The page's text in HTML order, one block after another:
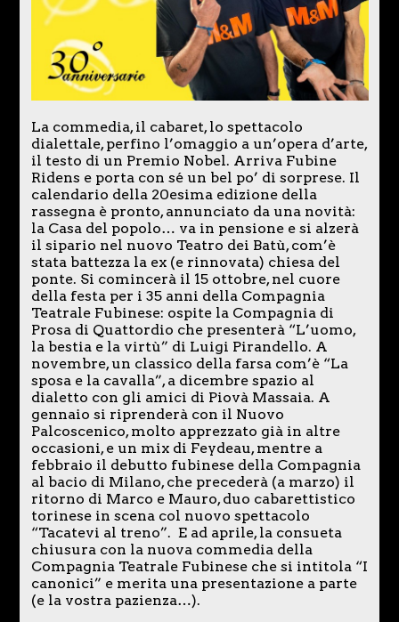
La commedia, il cabaret, lo spettacolo
dialettale, perfino l’omaggio a un’opera d’arte,
il testo di un Premio Nobel. Arriva Fubine
Ridens e porta con sé un bel po’ di sorprese. Il
calendario della 20esima edizione della
rassegna è pronto, annunciato da una novità:
la Casa del popolo… va in pensione e si alzerà
il sipario nel nuovo Teatro dei Batù, com’è
stata battezza la ex (e rinnovata) chiesa del
ponte. Si comincerà il 15 ottobre, nel cuore
della festa per i 35 anni della Compagnia
Teatrale Fubinese: ospite la Compagnia di
Prosa di Quattordio che presenterà “L’uomo,
la bestia e la virtù” di Luigi Pirandello. A
novembre, un classico della farsa com’è “La
sposa e la cavalla”, a dicembre spazio al
dialetto con gli amici di Piovà Massaia. A
gennaio si riprenderà con il Nuovo
Palcoscenico, molto apprezzato già in altre
occasioni, e un mix di Feydeau, mentre a
febbraio il debutto fubinese della Compagnia
al bacio di Milano, che precederà (a marzo) il
ritorno di Marco e Mauro, duo cabarettistico
torinese in scena col nuovo spettacolo
“Tacatevi al treno”. E ad aprile, la consueta
chiusura con la nuova commedia della
Compagnia Teatrale Fubinese che si intitola “I
canonici” e merita una presentazione a parte
(e la vostra pazienza…).